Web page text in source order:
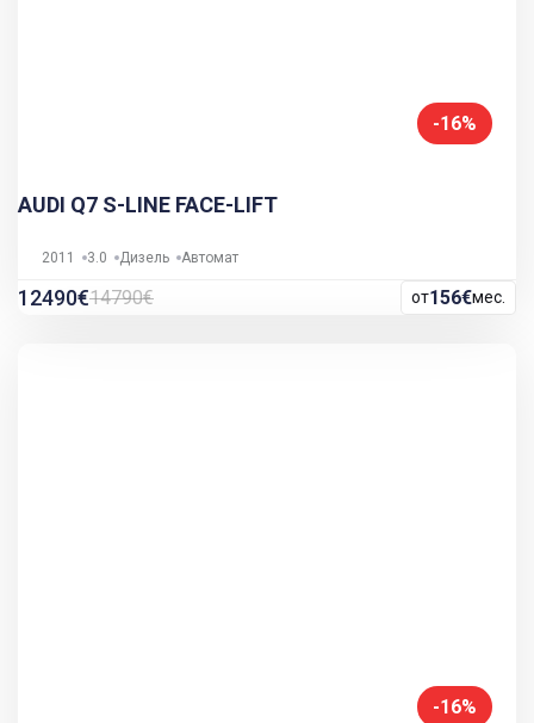
-16%
AUDI Q7 S-LINE FACE-LIFT
2011 3.0 Дизель Автомат
12490€14790€ от156€мес.
-16%